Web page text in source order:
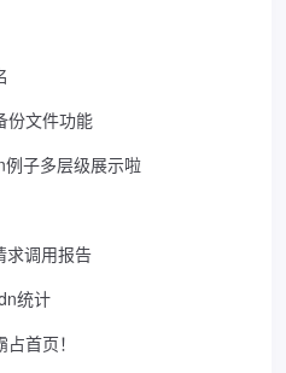
份文件功能
子多层级展示啦
求调用报告
统计
首页！